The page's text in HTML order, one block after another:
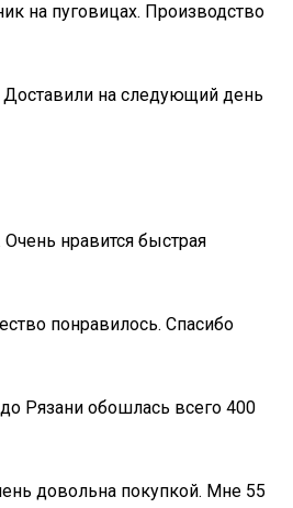
на пуговицах. Производство
Доставили на следующий день
нравится быстрая
понравилось. Спасибо
Рязани обошлась всего 400
довольна покупкой. Мне 55